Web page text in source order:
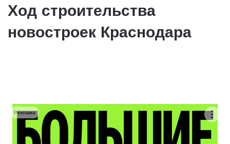
Ход строительства
новостроек Краснодара
Реклама